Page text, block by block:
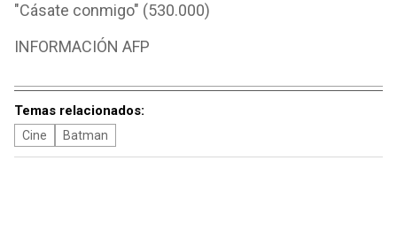
"Cásate conmigo" (530.000)
INFORMACIÓN AFP
Temas relacionados:
Cine Batman